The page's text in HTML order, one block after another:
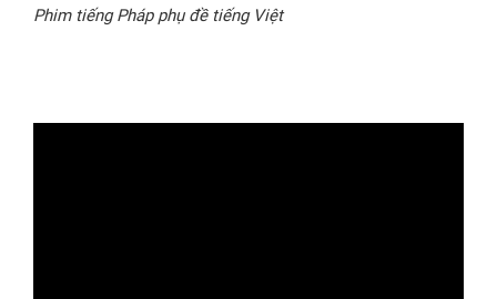
Phim tiếng Pháp phụ đề tiếng Việt